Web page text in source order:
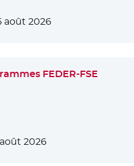
août 2026
FEDER-FSE
2026